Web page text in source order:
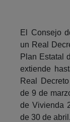
El Consejo
un Real
Plan Estatal
extiende
Real
de 9 de
de Vivienda
de 30 de abril.